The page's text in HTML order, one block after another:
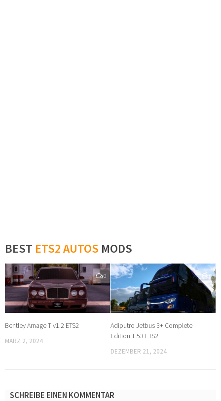
BEST ETS2 AUTOS MODS
0
Bentley Arnage T v1.2 ETS2
MÄRZ 2, 2024
0
Adiputro Jetbus 3+ Complete
Edition 1.53 ETS2
DEZEMBER 21, 2024
SCHREIBE EINEN KOMMENTAR